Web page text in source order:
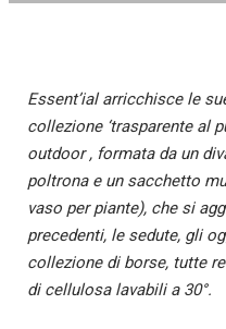
Essent’ial arricchisce le
collezione ‘trasparente al
outdoor , formata da un
poltrona e un sacchetto
vaso per piante), che si
precedenti, le sedute, gli
collezione di borse, tutte
di cellulosa lavabili a 30°.